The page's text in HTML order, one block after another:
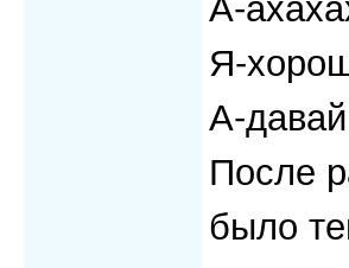
Я-
А-давай
После
было